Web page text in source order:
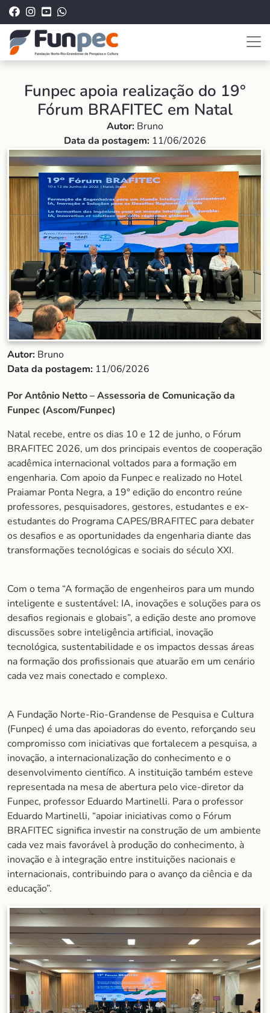
Funpec apoia realização do 19°
Fórum BRAFITEC em Natal
Autor: Bruno
Data da postagem: 11/06/2026
Autor: Bruno
Data da postagem: 11/06/2026
Por Antônio Netto – Assessoria de Comunicação da
Funpec (Ascom/Funpec)
Natal recebe, entre os dias 10 e 12 de junho, o Fórum
BRAFITEC 2026, um dos principais eventos de cooperação
acadêmica internacional voltados para a formação em
engenharia. Com apoio da Funpec e realizado no Hotel
Praiamar Ponta Negra, a 19° edição do encontro reúne
professores, pesquisadores, gestores, estudantes e ex-
estudantes do Programa CAPES/BRAFITEC para debater
os desafios e as oportunidades da engenharia diante das
transformações tecnológicas e sociais do século XXI.
Com o tema “A formação de engenheiros para um mundo
inteligente e sustentável: IA, inovações e soluções para os
desafios regionais e globais”, a edição deste ano promove
discussões sobre inteligência artificial, inovação
tecnológica, sustentabilidade e os impactos dessas áreas
na formação dos profissionais que atuarão em um cenário
cada vez mais conectado e complexo.
A Fundação Norte-Rio-Grandense de Pesquisa e Cultura
(Funpec) é uma das apoiadoras do evento, reforçando seu
compromisso com iniciativas que fortalecem a pesquisa, a
inovação, a internacionalização do conhecimento e o
desenvolvimento científico. A instituição também esteve
representada na mesa de abertura pelo vice-diretor da
Funpec, professor Eduardo Martinelli. Para o professor
Eduardo Martinelli, “apoiar iniciativas como o Fórum
BRAFITEC significa investir na construção de um ambiente
cada vez mais favorável à produção do conhecimento, à
inovação e à integração entre instituições nacionais e
internacionais, contribuindo para o avanço da ciência e da
educação”.